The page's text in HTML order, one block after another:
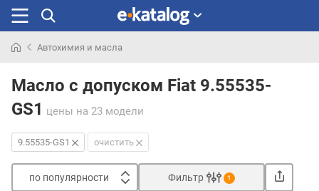
раньше
Автохимия и масла
Масло с допуском Fiat 9.55535-
GS1 цены на 23 модели
9.55535-GS1 очистить
по популярности Фильтр 1